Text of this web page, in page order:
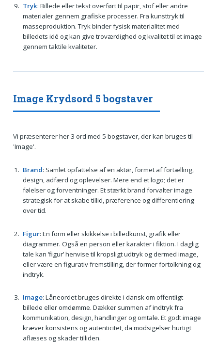
Tryk: Billede eller tekst overført til papir, stof eller andre
materialer gennem grafiske processer. Fra kunsttryk til
masseproduktion. Tryk binder fysisk materialitet med
billedets idé og kan give troværdighed og kvalitet til et image
gennem taktile kvaliteter.
Image Krydsord 5 bogstaver
Vi præsenterer her 3 ord med 5 bogstaver, der kan bruges til
'Image'.
Brand: Samlet opfattelse af en aktør, formet af fortælling,
design, adfærd og oplevelser. Mere end et logo; det er
følelser og forventninger. Et stærkt brand forvalter image
strategisk for at skabe tillid, præference og differentiering
over tid.
Figur: En form eller skikkelse i billedkunst, grafik eller
diagrammer. Også en person eller karakter i fiktion. I daglig
tale kan ‘figur’ henvise til kropsligt udtryk og dermed image,
eller være en figurativ fremstilling, der former fortolkning og
indtryk.
Image: Låneordet bruges direkte i dansk om offentligt
billede eller omdømme. Dækker summen af indtryk fra
kommunikation, design, handlinger og omtale. Et godt image
kræver konsistens og autenticitet, da modsigelser hurtigt
aflæses og skader tilliden.